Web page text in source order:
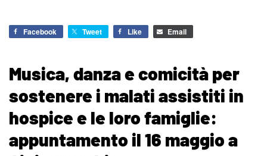
Facebook Tweet Like Email
Musica, danza e comicità per
sostenere i malati assistiti in
hospice e le loro famiglie:
appuntamento il 16 maggio a